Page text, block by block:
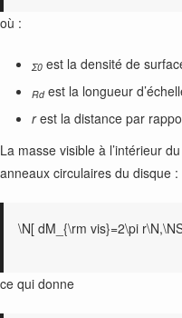
où :
Σ0 est la densité de
Rdest la longueur
rest la distance par
La masse visible à l’intérieur
anneaux circulaires du disque :
\N[ dM_{\rm vis}=2\pi
ce qui donne